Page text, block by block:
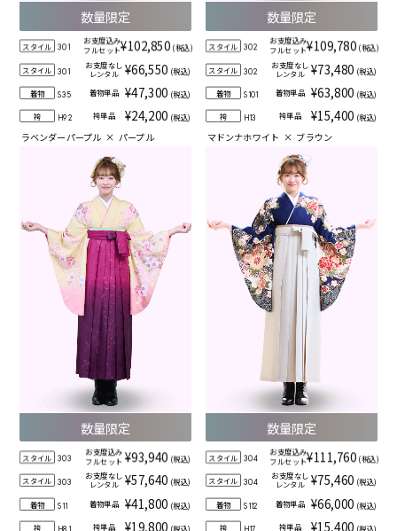
数量限定
スタイル 301
お支度込み
フルセット¥102,850 (税込)
スタイル 301
お支度なし
レンタル
¥66,550 (税込)
着物 S35 着物単品 ¥47,300 (税込)
袴 H92 袴単品 ¥24,200 (税込)
ラベンダーパープル × パープル
数量限定
スタイル 302
お支度込み
フルセット¥109,780 (税込)
スタイル 302
お支度なし
レンタル ¥73,480 (税込)
着物 S101 着物単品 ¥63,800 (税込)
袴 H13 袴単品 ¥15,400 (税込)
マドンナホワイト × ブラウン
数量限定
スタイル 303
お支度込み
フルセット ¥93,940 (税込)
スタイル 303
お支度なし
レンタル
¥57,640 (税込)
着物 S11 着物単品 ¥41,800 (税込)
袴 H81 袴単品 ¥19,800 (税込)
数量限定
スタイル 304
お支度込み
フルセット¥111,760 (税込)
スタイル 304
お支度なし
レンタル ¥75,460 (税込)
着物 S112 着物単品 ¥66,000 (税込)
袴 H17 袴単品 ¥15,400 (税込)